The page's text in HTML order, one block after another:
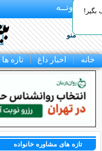
بـیتوتــه
منو
خانه اخبار داغ تازه ها
تازه های مشاوره خانواده